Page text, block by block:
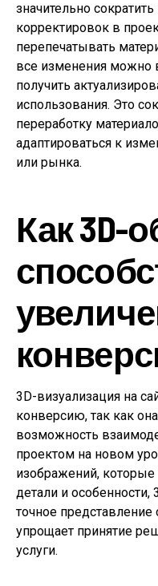
значительно
корректировок в
перепечатывать
все изменения можно
получить
использования. Это
переработку
адаптироваться к
или рынка.
Как 3D-
3D-визуализация на
конверсию, так как
возможность
проектом на новом
изображений,
детали и
точное представление
упрощает принятие
услуги.